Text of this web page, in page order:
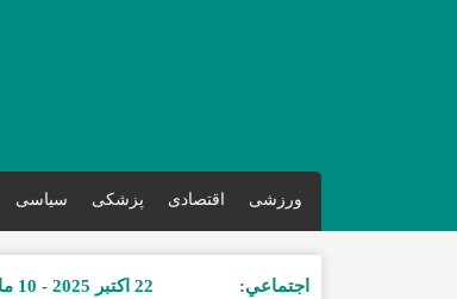
ورزشی اقتصادی پزشکی سیاسی
اجتماعي: 22 اکتبر 2025 - 10 ماه پیش